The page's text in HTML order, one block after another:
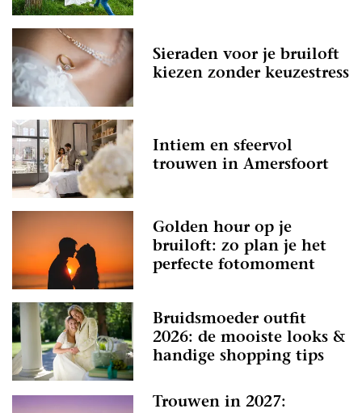
Sieraden voor je bruiloft
kiezen zonder keuzestress
Intiem en sfeervol
trouwen in Amersfoort
Golden hour op je
bruiloft: zo plan je het
perfecte fotomoment
Bruidsmoeder outfit
2026: de mooiste looks &
handige shopping tips
Trouwen in 2027: